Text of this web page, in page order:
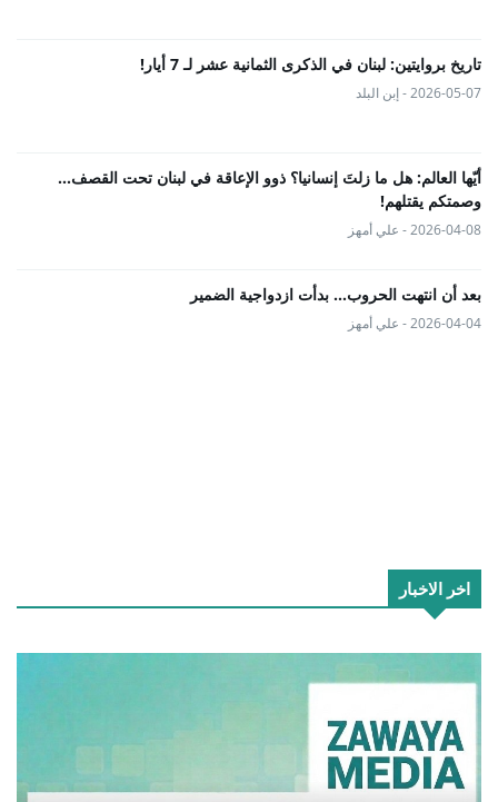
تاريخ بروايتين: لبنان في الذكرى الثمانية عشر لـ 7 أيار!
2026-05-07 - إبن البلد
أيّها العالم: هل ما زلتَ إنسانيا؟ ذوو الإعاقة في لبنان تحت القصف...
وصمتكم يقتلهم!
2026-04-08 - علي أمهز
بعد أن انتهت الحروب… بدأت ازدواجية الضمير
2026-04-04 - علي أمهز
اخر الاخبار